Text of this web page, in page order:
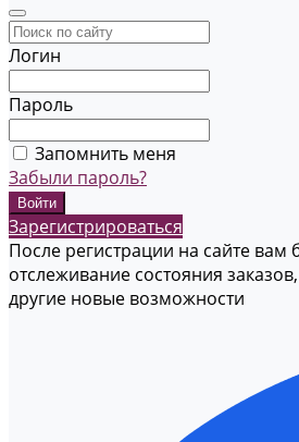
Логин
Пароль
Запомнить меня
Забыли пароль?
Зарегистрироваться
После регистрации на сайте вам
отслеживание состояния
другие новые возможности